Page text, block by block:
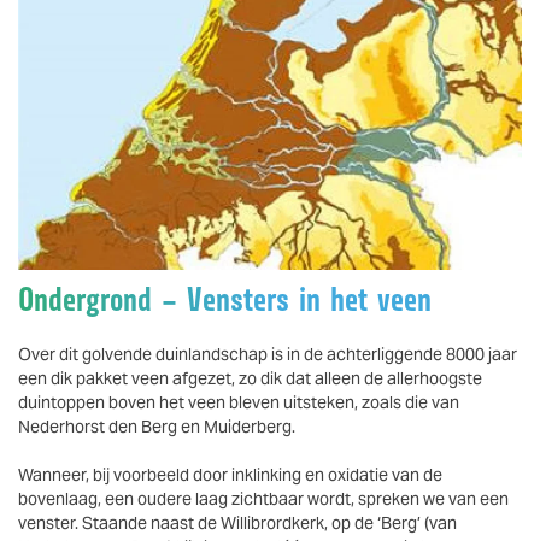
Vergroten
Ondergrond – Vensters in het veen
Over dit golvende duinlandschap is in de achterliggende 8000 jaar
een dik pakket veen afgezet, zo dik dat alleen de allerhoogste
duintoppen boven het veen bleven uitsteken, zoals die van
Nederhorst den Berg en Muiderberg.
Wanneer, bij voorbeeld door inklinking en oxidatie van de
bovenlaag, een oudere laag zichtbaar wordt, spreken we van een
venster. Staande naast de Willibrordkerk, op de ‘Berg’ (van